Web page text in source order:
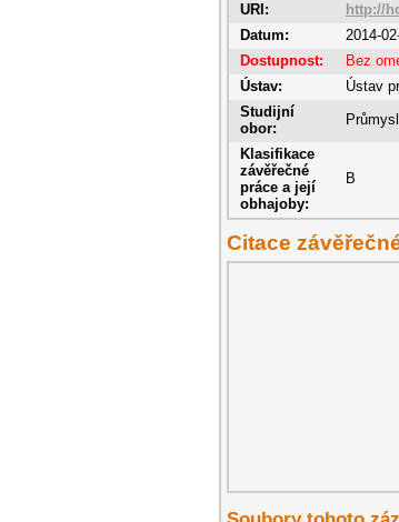
URI:
http://
Datum:
2014-
Dostupnost:
Bez
Ústav:
Ústav
Studijní
obor:
Klasifikace
závěřečné
práce a její
obhajoby:
B
Citace